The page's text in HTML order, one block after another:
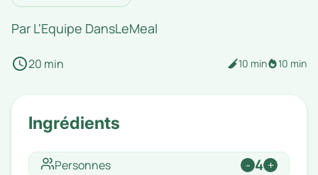
Par L'Equipe DansLeMeal
20 min 10 min 10 min
Ingrédients
Personnes - 4 +